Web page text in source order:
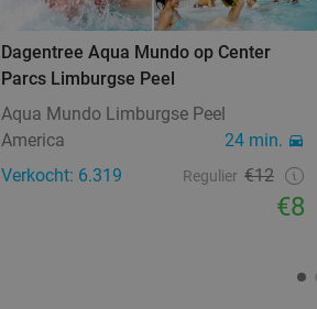
Dagentree Aqua Mundo op Center
Parcs Limburgse Peel
Aqua Mundo Limburgse Peel
America
24 min.
Verkocht: 6.319
Regulier €12
€8